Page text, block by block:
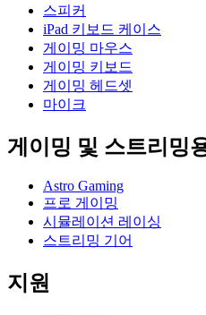
스피커
iPad 키보드 케이스
게이밍 마우스
게이밍 키보드
게이밍 헤드셋
마이크
게이밍 및 스트리밍
Astro Gaming
프로 게이밍
시뮬레이션 레이싱
스트리밍 기어
지원